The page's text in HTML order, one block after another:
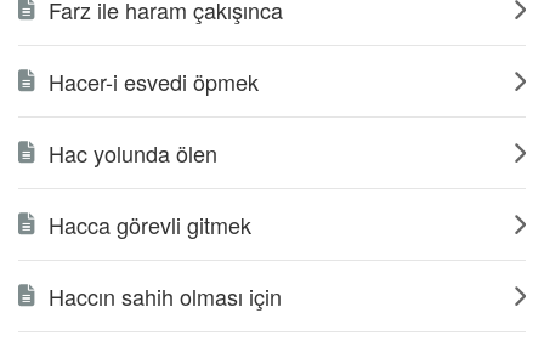
Farz ile haram çakışınca
Hacer-i esvedi öpmek
Hac yolunda ölen
Hacca görevli gitmek
Haccın sahih olması için